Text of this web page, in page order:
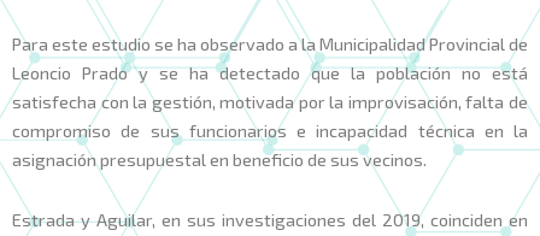
Para este estudio se ha observado a la Municipalidad Provincial de
Leoncio Prado y se ha detectado que la población no está
satisfecha con la gestión, motivada por la improvisación, falta de
compromiso de sus funcionarios e incapacidad técnica en la
asignación presupuestal en beneficio de sus vecinos.
Estrada y Aguilar, en sus investigaciones del 2019, coinciden en